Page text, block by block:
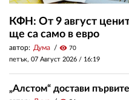
КФН: От 9 август
ще са само в евро
автор: Дума visibility 70
петък, 07 Август 2026 / 16:19
„Алстом“ достави